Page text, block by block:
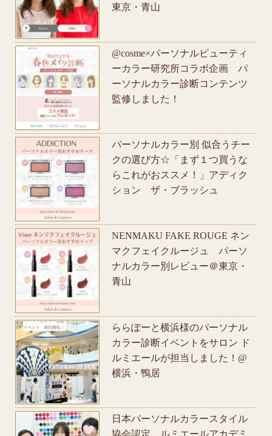
東京・青山
@cosme×パーソナルビューティ
ーカラー研究所コラボ企画 パ
ーソナルカラー診断コンテンツ
監修しました！
パーソナルカラー別 似合うチー
クの選び方☆「まず１つ買うな
らこれがおススメ！」アディク
ション ザ・ブラッシュ
NENMAKU FAKE ROUGE ネン
マクフェイクルージュ パーソ
ナルカラー別レビュー＠東京・
青山
ららぽーと横浜様のパーソナル
カラー診断イベントをサロン ド
ルミエールが担当しました！@
横浜・鴨居
日本パーソナルカラースタイル
協会認定 ルミエールアカデミ